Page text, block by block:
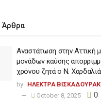
Άρθρα
Αναστάτωση στην Αττική
μονάδων καύσης
χρόνου ζητά ο Ν.
by ΗΛΕΚΤΡΑ
October 8, 2025
0